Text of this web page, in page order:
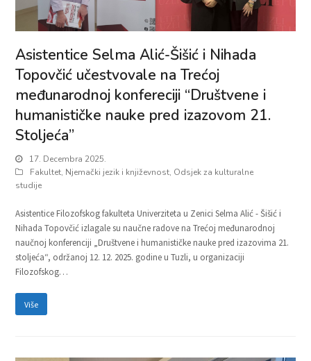
Asistentice Selma Alić-Šišić i Nihada
Topovčić učestvovale na Trećoj
međunarodnoj konfereciji “Društvene i
humanističke nauke pred izazovom 21.
Stoljeća”
17. Decembra 2025.
Fakultet, Njemački jezik i književnost, Odsjek za kulturalne
studije
Asistentice Filozofskog fakulteta Univerziteta u Zenici Selma Alić - Šišić i
Nihada Topovčić izlagale su naučne radove na Trećoj međunarodnoj
naučnoj konferenciji „Društvene i humanističke nauke pred izazovima 21.
stoljeća“, održanoj 12. 12. 2025. godine u Tuzli, u organizaciji
Filozofskog…
Više